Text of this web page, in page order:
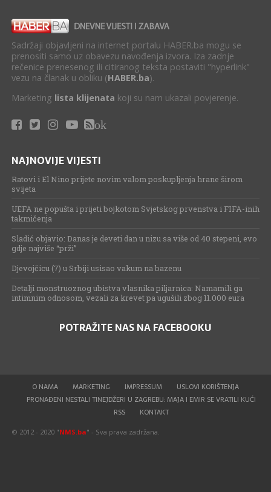
Sadržaji objavljeni na internet portalu HABER.ba mogu se
prenositi samo uz obavezu navođenja izvora. Iza zadnje
rečenice prenesenog ili citiranog teksta postaviti "hyperlink"
vezu na članak u obliku (HABER.ba).
Marketing lista klijenata koji su nam ukazali povjerenje.
ok
NAJNOVIJE VIJESTI
Ratovi i El Nino prijete novim valom poskupljenja hrane širom
svijeta
UEFA ne popušta i prijeti bojkotom Svjetskog prvenstva i FIFA-inih
takmičenja
Sladić objavio: Danas je deveti dan u nizu sa više od 40 stepeni, evo
gdje najviše “prži”
Djevojčicu (7) u Srbiji usisao vakum na bazenu
Detalji monstruoznog ubistva vlasnika piljarnica: Namamili ga
intimnim odnosom, vezali za krevet pa ugušili zbog 11.000 eura
POTRAŽITE NAS NA FACEBOOKU
O NAMA MARKETING IMPRESSUM
USLOVI KORIŠTENJA
PRONAĐENI NESTALI TINEJDŽERI U ZAGREBU: MAJA I EMIR SE VRATILI KUĆI
RSS
KONTAKT
© 2012 - 2020 "NMS.ba" - Sva prava zadržana.